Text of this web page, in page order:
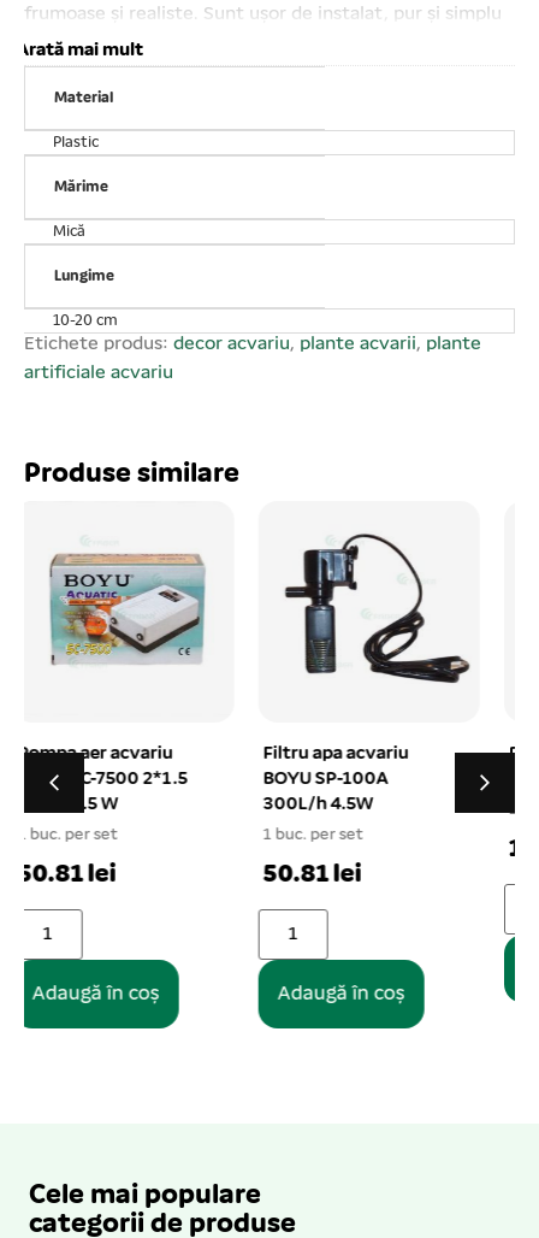
frumoase și realiste. Sunt ușor de instalat, pur și simplu
se îngroapă în baza de pietriș al acvariului. Accesorii
perfecte pentru orice tip de acvarii. Fabricate în
siguranță, fără materiale plastice toxice, acestea nu
dăunează apei din acvariu. Plantele sunt ușor de spălat.
Înălțimea plantei – 12 cm. Lungimea plantei – 15 cm;
Arată mai mult
Material
Plastic
Mărime
Mică
Lungime
10-20 cm
Etichete produs: decor acvariu, plante acvarii, plante
artificiale acvariu
Produse similare
Filtru apa acvariu
BOYU SP-100A
300L/h 4.5W
1 buc. per set
50.81 lei
Adaugă în coș
Decor acvariu casuta
etajata 10*11 cm
1 buc. per set
17.18 lei
Adaugă în coș
Cele mai populare
categorii de produse